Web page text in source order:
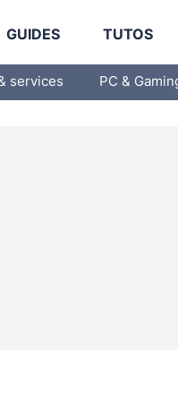
GUIDES TUTOS
services PC &